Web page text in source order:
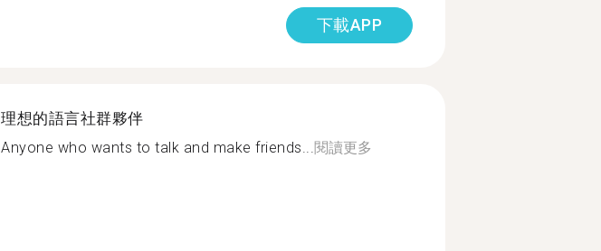
下載APP
理想的語言社群夥伴
Anyone who wants to talk and make friends...閱讀更多